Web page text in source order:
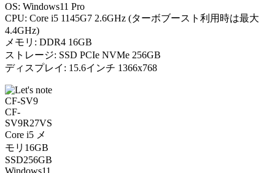
OS: Windows11 Pro
CPU: Core i5 1145G7 2.6GHz (ターボブースト利用時は最大
4.4GHz)
メモリ: DDR4 16GB
ストレージ: SSD PCIe NVMe 256GB
ディスプレイ: 15.6インチ 1366x768